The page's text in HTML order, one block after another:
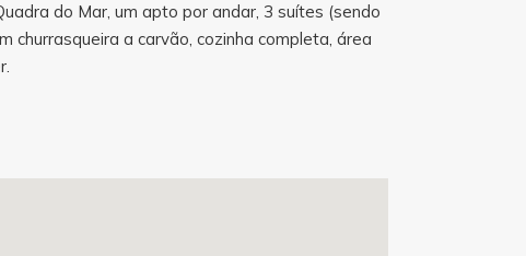
do Mar, um apto por andar, 3 suítes (sendo
churrasqueira a carvão, cozinha completa, área